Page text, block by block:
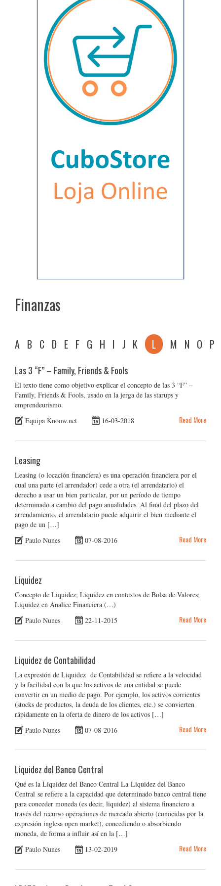
Finanzas
A B C D E F G H I J K L M N O P
Las 3 “F” – Family, Friends & Fools
El texto tiene como objetivo explicar el concepto de las 3 “F” –
Family, Friends & Fools, usado en la jerga de las starups y
emprendeurismo.
Equipa Knoow.net
16-03-2018 Read More
Leasing
Leasing (o locación financiera) es una operación financiera por el
cual una parte (el arrendador) cede a otra (el arrendatario) el
derecho a usar un bien particular, por un período de tiempo
determinado a cambio del pago anualidades. Al final del plazo del
arrendamiento, el arrendatario puede adquirir el bien mediante el
pago de un […]
Paulo Nunes
07-08-2016 Read More
Liquidez
Concepto de Liquidez; Liquidez en contextos de Bolsa de Valores;
Liquidez en Analice Financiera (…)
Paulo Nunes
22-11-2015 Read More
Liquidez de Contabilidad
La expresión de Liquidez de Contabilidad se refiere a la velocidad
y la facilidad con la que los activos de una entidad se puede
convertir en un medio de pago. Por ejemplo, los activos corrientes
(stocks de productos, la deuda de los clientes, etc.) se convierten
rápidamente en la oferta de dinero de los activos […]
Paulo Nunes
07-08-2016 Read More
Liquidez del Banco Central
Qué es la Liquidez del Banco Central La Liquidez del Banco
Central se refiere a la capacidad que determinado banco central tiene
para conceder moneda (es decir, liquidez) al sistema financiero a
través del recurso operaciones de mercado abierto (conocidas por la
expresión inglesa open market), concediendo o absorbiendo
moneda, de forma a influir así en la […]
Paulo Nunes
13-02-2019 Read More